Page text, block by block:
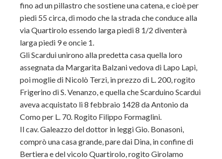
fino ad un pillastro che sostiene una catena, e cioè per
piedi 55 circa, di modo che la strada che conduce alla
via Quartirolo essendo larga piedi 8 1/2 diventerà
larga piedi 9 e oncie 1.
Gli Scardui unirono alla predetta casa quella loro
assegnata da Margarita Balzani vedova di Lapo Lapi,
poi moglie di Nicolò Terzi, in prezzo di L. 200, rogito
Frigerino di S. Venanzo, e quella che Scarduino Scardui
aveva acquistato li 8 febbraio 1428 da Antonio da
Como per L. 70. Rogito Filippo Formaglini.
Il cav. Galeazzo del dottor in leggi Gio. Bonasoni,
comprò una casa grande, pare dai Dina, in confine di
Bertiera e del vicolo Quartirolo, rogito Girolamo